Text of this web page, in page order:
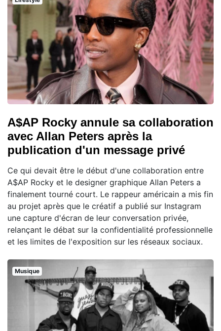
A$AP Rocky annule sa collaboration
avec Allan Peters après la
publication d'un message privé
Ce qui devait être le début d'une collaboration entre
A$AP Rocky et le designer graphique Allan Peters a
finalement tourné court. Le rappeur américain a mis fin
au projet après que le créatif a publié sur Instagram
une capture d'écran de leur conversation privée,
relançant le débat sur la confidentialité professionnelle
et les limites de l'exposition sur les réseaux sociaux.
Musique